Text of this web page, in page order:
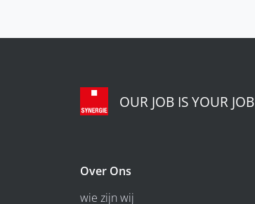
OUR JOB IS YOUR JOB
Over Ons
wie zijn wij